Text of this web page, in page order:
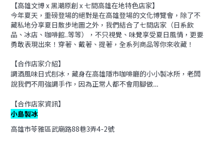
【高雄文博 x 黑潮原創 x 七間高雄在地特色店家】
今年夏天，重磅登場的絕對是在高雄登場的文化博覽會，除了不
藏私地分享夏日散步地圖之外，我們結合了七間店家（日系飲
品、冰店、咖啡館..等等），不只視覺、味覺享受夏日風情，更要
勇敢表現出來！穿著、戴著、提著，全系列商品等你來收藏！
【合作店家介紹】
調酒風味日式刨冰，藏身在高雄隱市咖啡廳的小小製冰所， 老闆
說我們不用強調手作，因為正常人都不會用腳做…
【合作店家資訊】
小島製冰
高雄市苓雅區武廟路88巷3弄4-2號